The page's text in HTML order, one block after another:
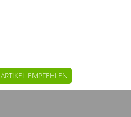
ARTIKEL EMPFEHLEN